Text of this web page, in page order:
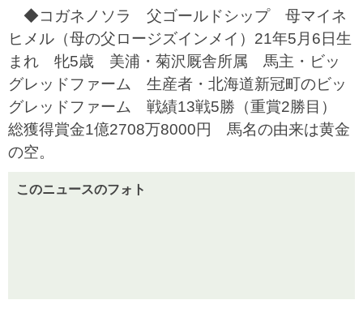
◆コガネノソラ 父ゴールドシップ 母マイネ
ヒメル（母の父ロージズインメイ）21年5月6日生
まれ 牝5歳 美浦・菊沢厩舎所属 馬主・ビッ
グレッドファーム 生産者・北海道新冠町のビッ
グレッドファーム 戦績13戦5勝（重賞2勝目）
総獲得賞金1億2708万8000円 馬名の由来は黄金
の空。
このニュースのフォト